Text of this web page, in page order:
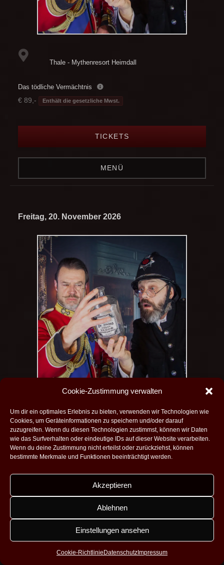
Cookie-Zustimmung verwalten
Um dir ein optimales Erlebnis zu bieten, verwenden wir Technologien wie
Cookies, um Geräteinformationen zu speichern und/oder darauf
zuzugreifen. Wenn du diesen Technologien zustimmst, können wir Daten
wie das Surfverhalten oder eindeutige IDs auf dieser Website verarbeiten.
Wenn du deine Zustimmung nicht erteilst oder zurückziehst, können
bestimmte Merkmale und Funktionen beeinträchtigt werden.
Akzeptieren
Ablehnen
Einstellungen ansehen
Cookie-Richtlinie Datenschutz Impressum
Thale - Mythenresort Heimdall
Das tödliche Vermächtnis
€ 89,- Enthält die gesetzliche Mwst.
TICKETS
MENÜ
Freitag, 20. November 2026
Bad Wimpfen - Neues Tor
Das tödliche Vermächtnis
€ 99,- Enthält die gesetzliche Mwst.
TICKETS
MENÜ